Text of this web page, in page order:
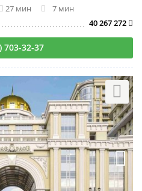
27 мин
7 мин
40 267 272
703-32-37